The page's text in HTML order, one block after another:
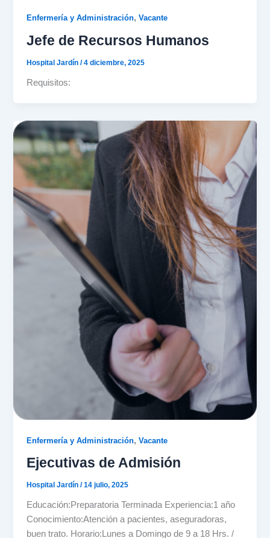
Enfermería y Administración,Vacante
Jefe de Recursos Humanos
Hospital Jardín/4 diciembre, 2025
Requisitos:
Enfermería y Administración,Vacante
Ejecutivas de Admisión
Hospital Jardín/14 julio, 2025
Educación:Preparatoria Terminada Experiencia:1 año
Conocimiento:Atención a pacientes, aseguradoras,
buen trato. Horario:Lunes a Domingo de 9 a 18 Hrs. /